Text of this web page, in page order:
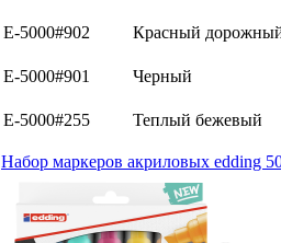
E-5000#902 Красный
E-5000#901 Черный
E-5000#255 Теплый бежевый
Набор маркеров акриловых edding